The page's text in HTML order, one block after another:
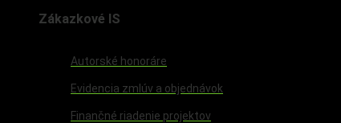
Zákazkové IS
Autorské honoráre
Evidencia zmlúv a objednávok
Finančné riadenie projektov